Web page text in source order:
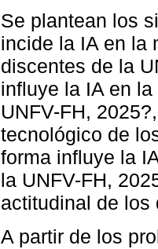
Se plantean los
incide la IA en la
discentes de la
influye la IA en
UNFV-FH,
tecnológico de
forma influye la
la UNFV-FH,
actitudinal de los
A partir de los